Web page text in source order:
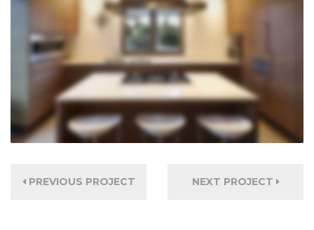
PREVIOUS PROJECT NEXT PROJECT